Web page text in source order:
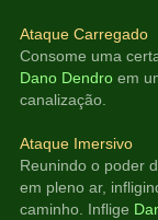
Ataque Carregado
Dano Dendro em
canalização.
Ataque Imersivo
Reunindo o poder
em pleno ar,
caminho. Inflige